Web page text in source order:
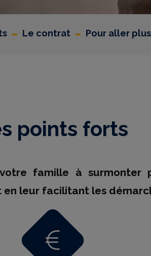
- Le contrat - Pour aller
points forts
votre famille à
leur facilitant les